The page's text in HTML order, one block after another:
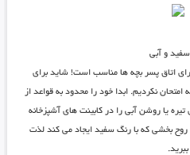
و آبی
اتاق پسر بچه ها مناسب است! شاید برای
نکردیم. ابدا خود را محدود به قواعد از
یا روشن آبی را در کابینت های آشپزخانه
روح بخشی که با رنگ سفید ایجاد می کند لذت
ببرید.